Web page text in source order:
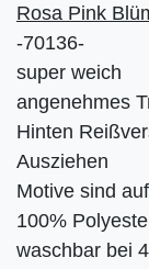
Rosa Pink
-70136-
super weich
angenehmes
Hinten
Ausziehen
Motive sind
100%
waschbar bei